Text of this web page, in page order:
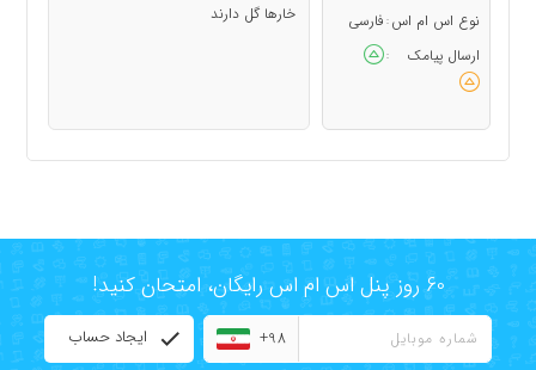
نوع اس ام اس : فارسی
ارسال پیامک
:
خارها گل دارند
60 روز پنل اس ام اس رایگان، امتحان کنید!
+98 ایجاد حساب